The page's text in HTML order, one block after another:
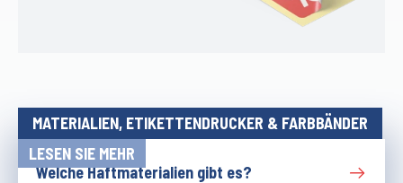
MATERIALIEN, ETIKETTENDRUCKER & FARBBÄNDER
LESEN SIE MEHR
Welche Haftmaterialien gibt es?